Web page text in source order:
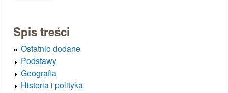
Spis treści
Ostatnio dodane
Podstawy
Geografia
Historia i polityka